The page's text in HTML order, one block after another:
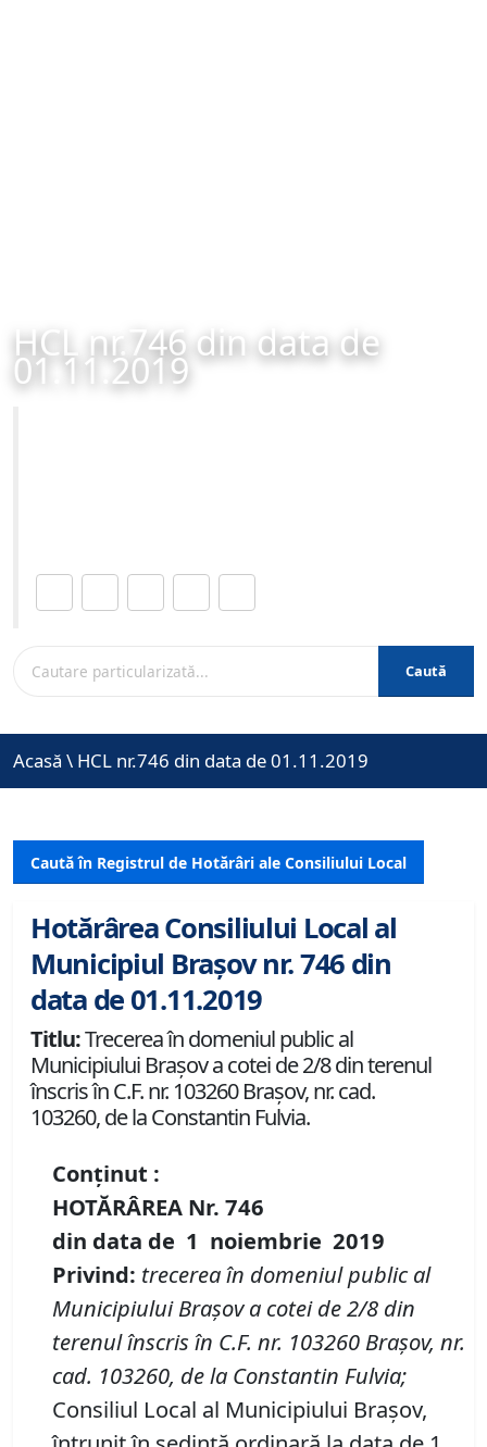
HCL nr.746 din data de
01.11.2019
Caută
Acasă \ HCL nr.746 din data de 01.11.2019
Caută în Registrul de Hotărâri ale Consiliului Local
Hotărârea Consiliului Local al
Municipiul Brașov nr. 746 din
data de 01.11.2019
Titlu:Trecerea în domeniul public al
Municipiului Braşov a cotei de 2/8 din terenul
înscris în C.F. nr. 103260 Brașov, nr. cad.
103260, de la Constantin Fulvia.
Conținut :
HOTĂRÂREA Nr. 746
din data de 1 noiembrie 2019
Privind: trecerea în domeniul public al
Municipiului Braşova cotei de 2/8 din
terenul înscris în C.F. nr. 103260 Brașov, nr.
cad. 103260, de la Constantin Fulvia;
Consiliul Local al Municipiului Brașov,